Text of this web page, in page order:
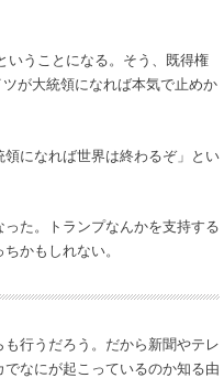
いうことになる。そう、既得権
が大統領になれば本気で止めか
になれば世界は終わるぞ」とい
た。トランプなんかを支持する
かもしれない。
行うだろう。だから新聞やテレ
なにが起こっているのか知る由